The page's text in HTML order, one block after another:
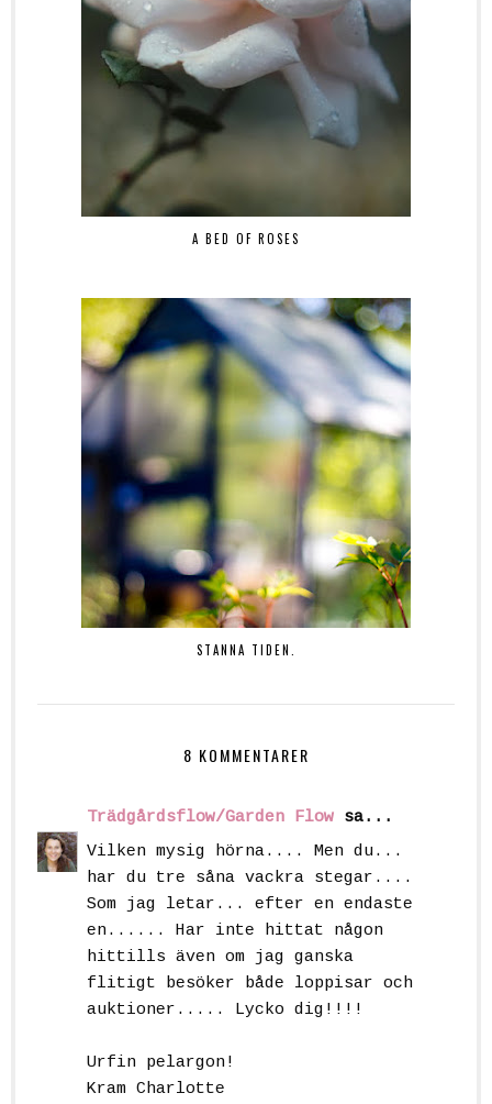
A BED OF ROSES
STANNA TIDEN.
8 KOMMENTARER
Trädgårdsflow/Garden Flow sa...
Vilken mysig hörna.... Men du...
har du tre såna vackra stegar....
Som jag letar... efter en endaste
en...... Har inte hittat någon
hittills även om jag ganska
flitigt besöker både loppisar och
auktioner..... Lycko dig!!!!
Urfin pelargon!
Kram Charlotte